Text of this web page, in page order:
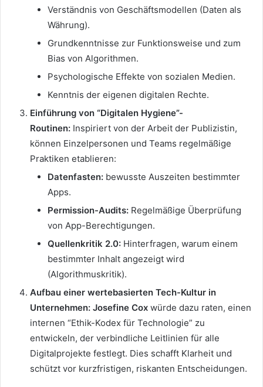
Verständnis von Geschäftsmodellen (Daten als
Währung).
Grundkenntnisse zur Funktionsweise und zum
Bias von Algorithmen.
Psychologische Effekte von sozialen Medien.
Kenntnis der eigenen digitalen Rechte.
Einführung von “Digitalen Hygiene”-
Routinen: Inspiriert von der Arbeit der Publizistin,
können Einzelpersonen und Teams regelmäßige
Praktiken etablieren:
Datenfasten: bewusste Auszeiten bestimmter
Apps.
Permission-Audits: Regelmäßige Überprüfung
von App-Berechtigungen.
Quellenkritik 2.0: Hinterfragen, warum einem
bestimmter Inhalt angezeigt wird
(Algorithmuskritik).
Aufbau einer wertebasierten Tech-Kultur in
Unternehmen: Josefine Cox würde dazu raten, einen
internen “Ethik-Kodex für Technologie” zu
entwickeln, der verbindliche Leitlinien für alle
Digitalprojekte festlegt. Dies schafft Klarheit und
schützt vor kurzfristigen, riskanten Entscheidungen.